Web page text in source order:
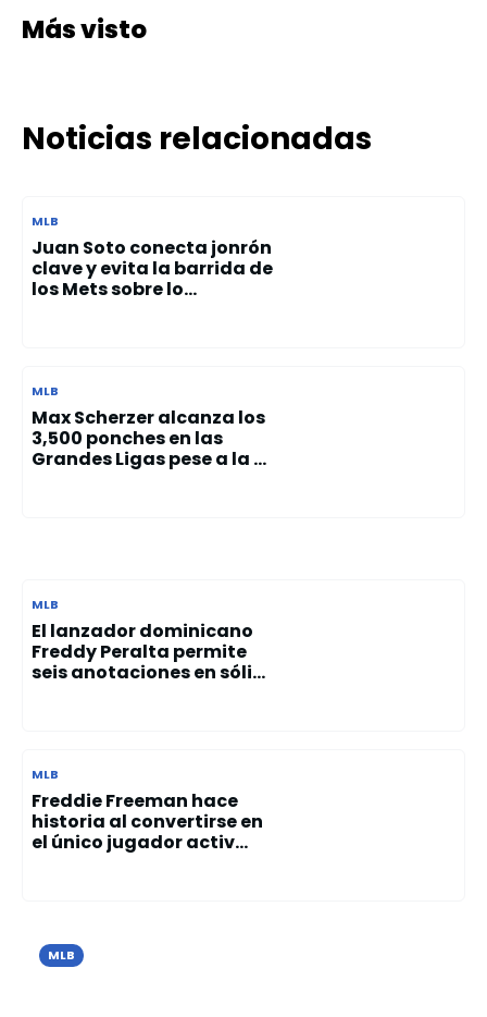
Más visto
Noticias relacionadas
MLB
Juan Soto conecta jonrón
clave y evita la barrida de
los Mets sobre lo...
MLB
Max Scherzer alcanza los
3,500 ponches en las
Grandes Ligas pese a la ...
MLB
El lanzador dominicano
Freddy Peralta permite
seis anotaciones en sóli...
MLB
Freddie Freeman hace
historia al convertirse en
el único jugador activ...
MLB